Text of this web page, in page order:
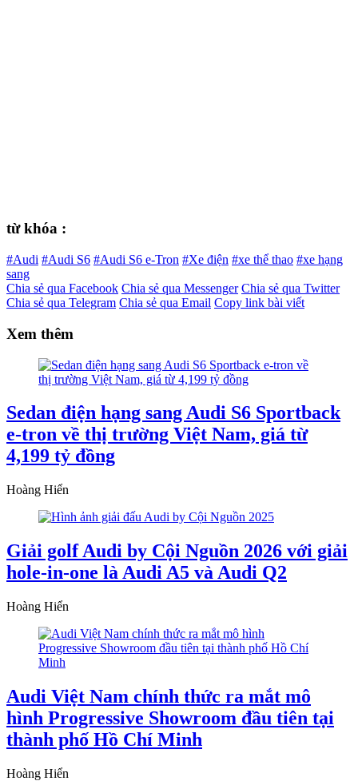
từ khóa :
#Audi #Audi S6 #Audi S6 e-Tron #Xe điện #xe thể thao #xe hạng
sang
Chia sẻ qua Facebook Chia sẻ qua Messenger Chia sẻ qua Twitter
Chia sẻ qua Telegram Chia sẻ qua Email Copy link bài viết
Xem thêm
Sedan điện hạng sang Audi S6 Sportback
e-tron về thị trường Việt Nam, giá từ
4,199 tỷ đồng
Hoàng Hiển
Giải golf Audi by Cội Nguồn 2026 với giải
hole-in-one là Audi A5 và Audi Q2
Hoàng Hiển
Audi Việt Nam chính thức ra mắt mô
hình Progressive Showroom đầu tiên tại
thành phố Hồ Chí Minh
Hoàng Hiển